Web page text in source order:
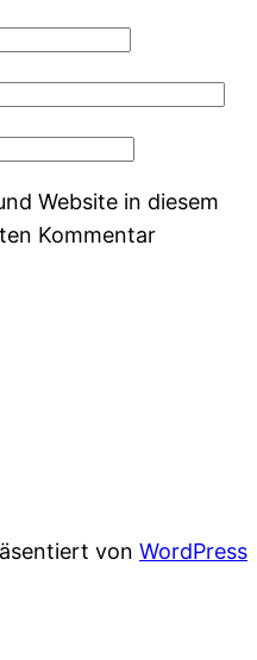
Website in diesem
Kommentar
von WordPress